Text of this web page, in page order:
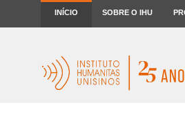
INÍCIO SOBRE O IHU